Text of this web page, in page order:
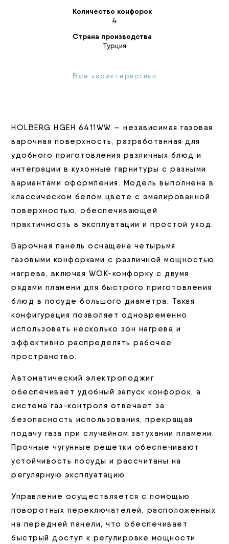
Количество конфорок
4
Страна производства
Турция
Все характеристики
HOLBERG HGEH 6411WW — независимая газовая
варочная поверхность, разработанная для
удобного приготовления различных блюд и
интеграции в кухонные гарнитуры с разными
вариантами оформления. Модель выполнена в
классическом белом цвете с эмалированной
поверхностью, обеспечивающей
практичность в эксплуатации и простой уход.
Варочная панель оснащена четырьмя
газовыми конфорками с различной мощностью
нагрева, включая WOK-конфорку с двумя
рядами пламени для быстрого приготовления
блюд в посуде большого диаметра. Такая
конфигурация позволяет одновременно
использовать несколько зон нагрева и
эффективно распределять рабочее
пространство.
Автоматический электроподжиг
обеспечивает удобный запуск конфорок, а
система газ-контроля отвечает за
безопасность использования, прекращая
подачу газа при случайном затухании пламени.
Прочные чугунные решетки обеспечивают
устойчивость посуды и рассчитаны на
регулярную эксплуатацию.
Управление осуществляется с помощью
поворотных переключателей, расположенных
на передней панели, что обеспечивает
быстрый доступ к регулировке мощности